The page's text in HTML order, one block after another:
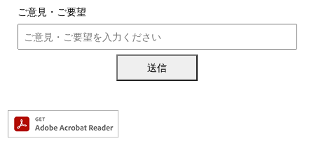
ご意見・ご要望
送信